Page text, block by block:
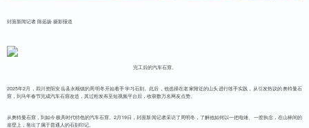
封面新闻记者 陈远扬 摄影报道
完工后的汽车石窟。
2025年2月，四川资阳安岳县永顺镇的周明冬开始着手学习石刻。此后，他选择在老家附近的山头进行练手实践，从引发热议的奥特曼石
窟，到马年春节完成汽车石窟改造，其过程发布至短视频平台后，收获数万名网友点赞。
从奥特曼石窟，到如今极具时代特色的汽车石窟。2月19日，封面新闻记者采访了周明冬，了解他如何以一把电锤、一腔执念，在山林间的
崖壁上，凿出了属于普通人的石刻印记。